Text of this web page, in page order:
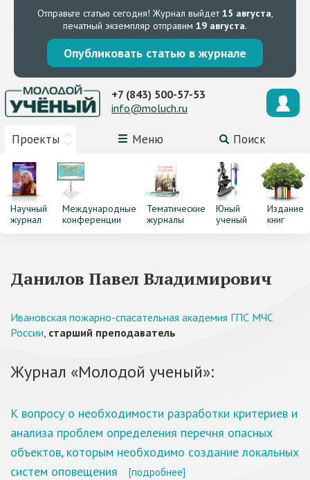
Отправьте статью сегодня! Журнал выйдет15 августа,
печатный экземпляр отправим 19 августа.
Опубликовать статью в журнале
Проекты Меню Поиск
+7 (843) 500-57-53
info@moluch.ru
Научный
журнал
Международные
конференции
Тематические
журналы
Юный
ученый
Издание
книг
Данилов Павел Владимирович
Ивановская пожарно-спасательная академия ГПС МЧС
России, старший преподаватель
Журнал «Молодой ученый»:
К вопросу о необходимости разработки критериев и
анализа проблем определения перечня опасных
объектов, которым необходимо создание локальных
систем оповещения
[подробнее]